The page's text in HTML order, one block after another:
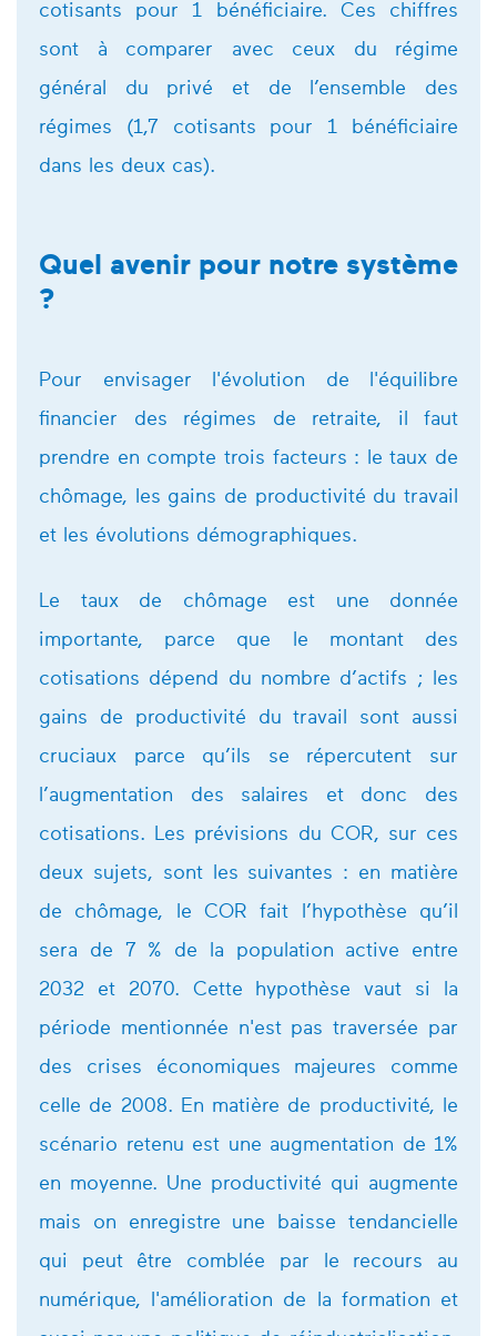
cotisants pour 1 bénéficiaire. Ces chiffres
sont à comparer avec ceux du régime
général du privé et de l’ensemble des
régimes (1,7 cotisants pour 1 bénéficiaire
dans les deux cas).
Quel avenir pour notre système
?
Pour envisager l'évolution de l'équilibre
financier des régimes de retraite, il faut
prendre en compte trois facteurs : le taux de
chômage, les gains de productivité du travail
et les évolutions démographiques.
Le taux de chômage est une donnée
importante, parce que le montant des
cotisations dépend du nombre d’actifs ; les
gains de productivité du travail sont aussi
cruciaux parce qu’ils se répercutent sur
l’augmentation des salaires et donc des
cotisations. Les prévisions du COR, sur ces
deux sujets, sont les suivantes : en matière
de chômage, le COR fait l’hypothèse qu’il
sera de 7 % de la population active entre
2032 et 2070. Cette hypothèse vaut si la
période mentionnée n'est pas traversée par
des crises économiques majeures comme
celle de 2008. En matière de productivité, le
scénario retenu est une augmentation de 1%
en moyenne. Une productivité qui augmente
mais on enregistre une baisse tendancielle
qui peut être comblée par le recours au
numérique, l'amélioration de la formation et